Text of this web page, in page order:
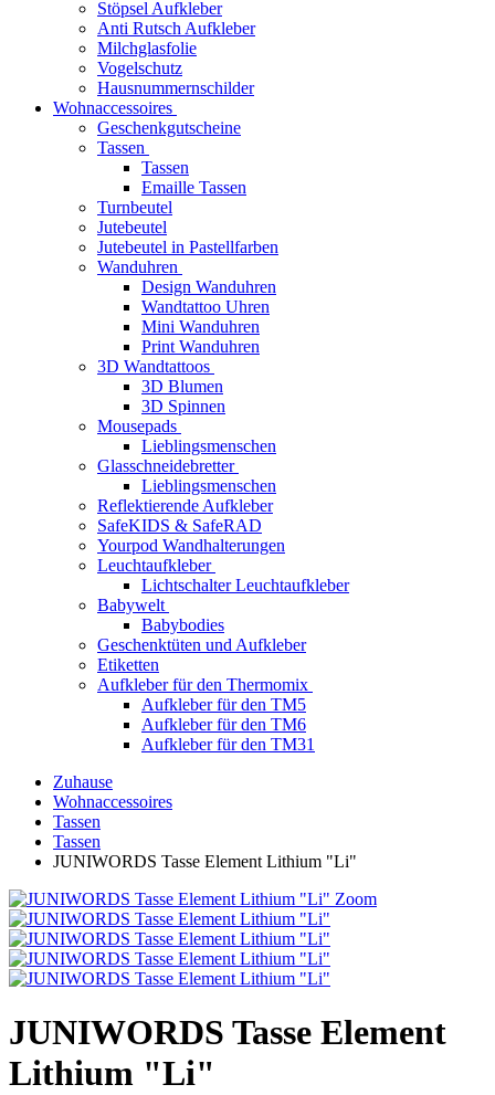
Stöpsel Aufkleber
Anti Rutsch Aufkleber
Milchglasfolie
Vogelschutz
Hausnummernschilder
Wohnaccessoires
Geschenkgutscheine
Tassen
Tassen
Emaille Tassen
Turnbeutel
Jutebeutel
Jutebeutel in Pastellfarben
Wanduhren
Design Wanduhren
Wandtattoo Uhren
Mini Wanduhren
Print Wanduhren
3D Wandtattoos
3D Blumen
3D Spinnen
Mousepads
Lieblingsmenschen
Glasschneidebretter
Lieblingsmenschen
Reflektierende Aufkleber
SafeKIDS & SafeRAD
Yourpod Wandhalterungen
Leuchtaufkleber
Lichtschalter Leuchtaufkleber
Babywelt
Babybodies
Geschenktüten und Aufkleber
Etiketten
Aufkleber für den Thermomix
Aufkleber für den TM5
Aufkleber für den TM6
Aufkleber für den TM31
Zuhause
Wohnaccessoires
Tassen
Tassen
JUNIWORDS Tasse Element Lithium "Li"
Zoom
JUNIWORDS Tasse Element
Lithium "Li"